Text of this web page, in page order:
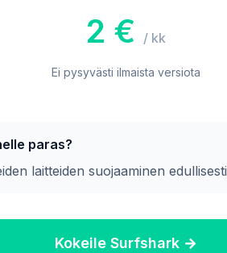
2 € / kk
Ei pysyvästi ilmaista versiota
paras?
laitteiden suojaaminen edullisesti
Kokeile Surfshark →